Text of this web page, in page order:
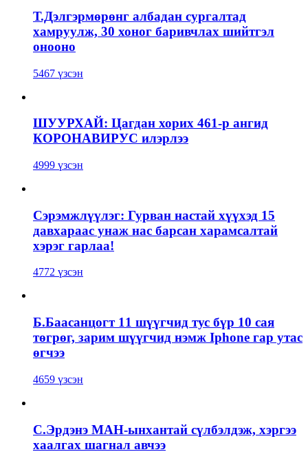
Т.Дэлгэрмөрөнг албадан сургалтад
хамруулж, 30 хоног баривчлах шийтгэл
онооно
5467 үзсэн
ШУУРХАЙ: Цагдан хорих 461-р ангид
КОРОНАВИРУС илэрлээ
4999 үзсэн
Сэрэмжлүүлэг: Гурван настай хүүхэд 15
давхараас унаж нас барсан харамсалтай
хэрэг гарлаа!
4772 үзсэн
Б.Баасанцогт 11 шүүгчид тус бүр 10 сая
төгрөг, зарим шүүгчид нэмж Iphone гар утас
өгчээ
4659 үзсэн
С.Эрдэнэ МАН-ынхантай сүлбэлдэж, хэргээ
хаалгах шагнал авчээ